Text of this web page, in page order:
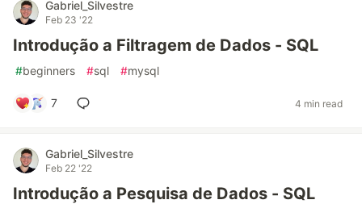
Gabriel_Silvestre
Feb 23 '22
Introdução a Filtragem de Dados - SQL
#beginners #sql #mysql
7 4 min read
Gabriel_Silvestre
Feb 22 '22
Introdução a Pesquisa de Dados - SQL